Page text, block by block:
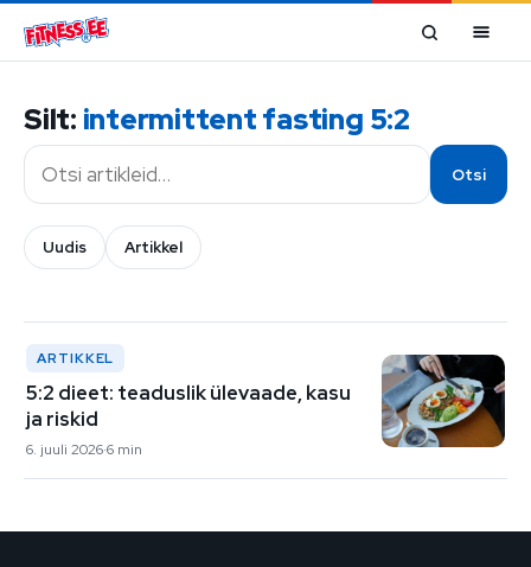
Mine sisu juurde
Silt: intermittent fasting 5:2
Otsi
Otsi
Uudis Artikkel
ARTIKKEL
5:2 dieet: teaduslik ülevaade, kasu
ja riskid
6. juuli 20266 min